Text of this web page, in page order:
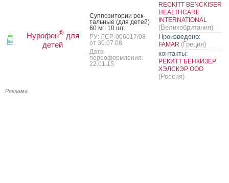
Нурофен®для
детей
Суп­по­зито­рии рек­
таль­ные (для де­тей)
60 мг: 10 шт.
РУ: ЛСР-006017/08
от 30.07.08
Дата
переоформления:
22.01.15
RECKITT BENCKISER
HEALTHCARE
INTERNATIONAL
(Великобритания)
Произведено:
FAMAR (Греция)
контакты:
РЕКИТТ БЕНКИЗЕР
ХЭЛСКЭР ООО
(Россия)
Реклама